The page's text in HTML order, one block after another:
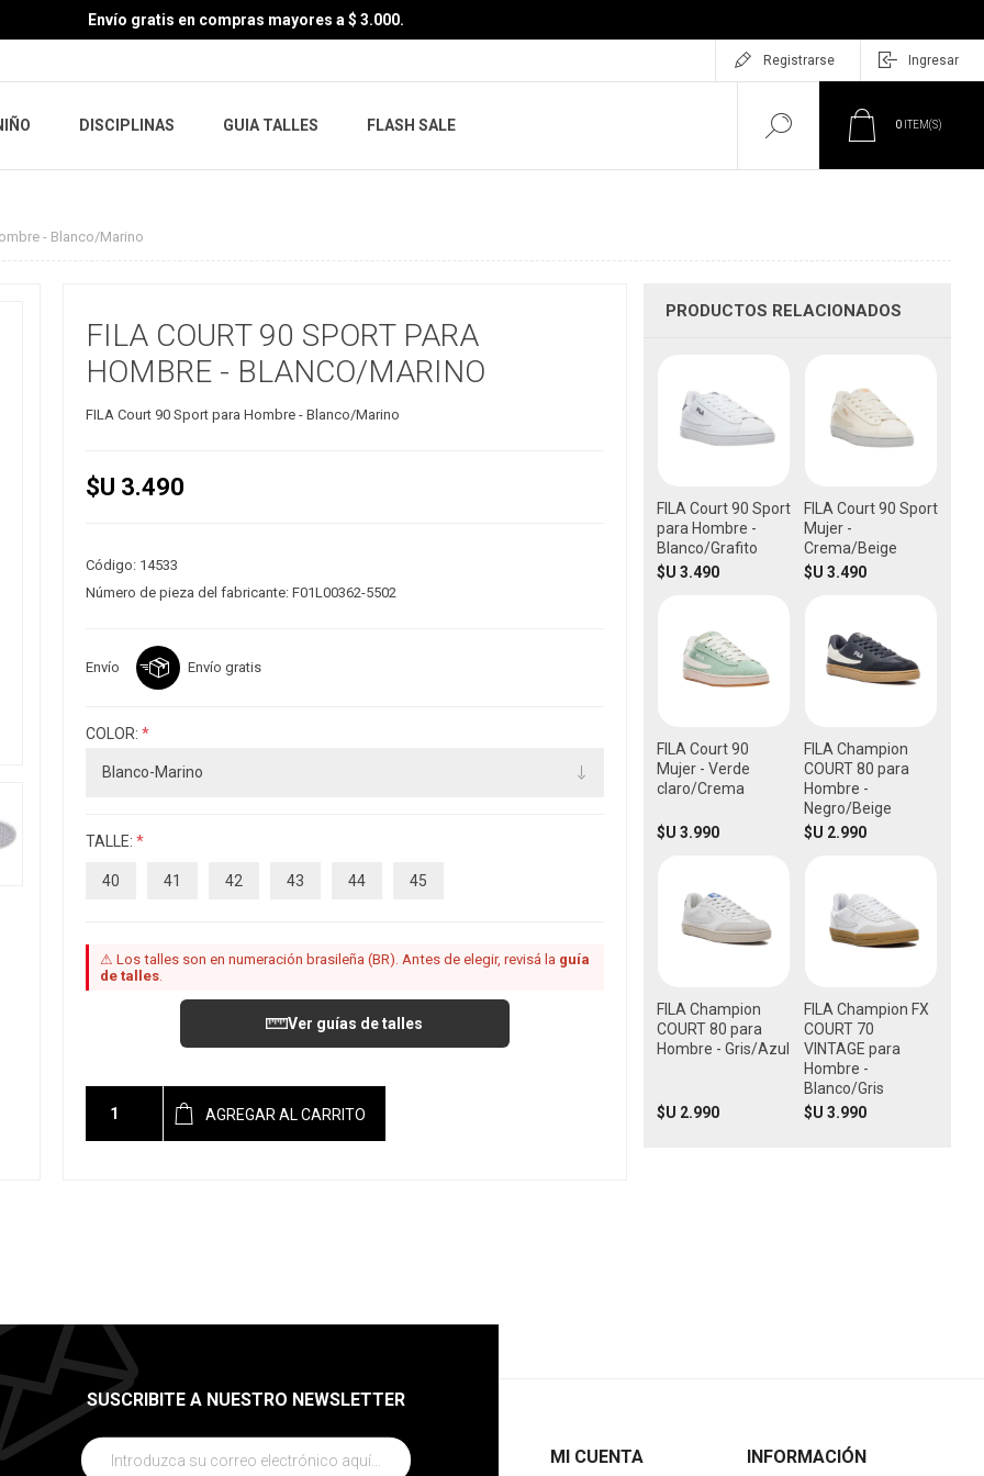
Envío gratis en compras mayores a $ 3.000.
Registrarse Ingresar
DISCIPLINAS GUIA TALLES FLASH SALE 0 ITEM(S)
- Blanco/Marino
FILA COURT 90 SPORT PARA
HOMBRE - BLANCO/MARINO
FILA Court 90 Sport para Hombre - Blanco/Marino
$U 3.490
Código: 14533
Número de pieza del fabricante: F01L00362-5502
Envío Envío gratis
COLOR: *
TALLE: *
40 41 42 43 44 45
⚠ Los talles son en numeración brasileña (BR). Antes de elegir, revisá la guía
de talles.
Ver guías de talles
AGREGAR AL CARRITO
PRODUCTOS RELACIONADOS
FILA Court 90 Sport
para Hombre -
Blanco/Grafito
$U 3.490
FILA Court 90 Sport
Mujer -
Crema/Beige
$U 3.490
FILA Court 90
Mujer - Verde
claro/Crema
$U 3.990
FILA Champion
COURT 80 para
Hombre -
Negro/Beige
$U 2.990
FILA Champion
COURT 80 para
Hombre - Gris/Azul
$U 2.990
FILA Champion FX
COURT 70
VINTAGE para
Hombre -
Blanco/Gris
$U 3.990
SUSCRIBITE A NUESTRO NEWSLETTER
MI CUENTA INFORMACIÓN